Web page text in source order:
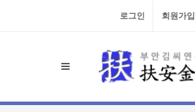
로그인 회원가입